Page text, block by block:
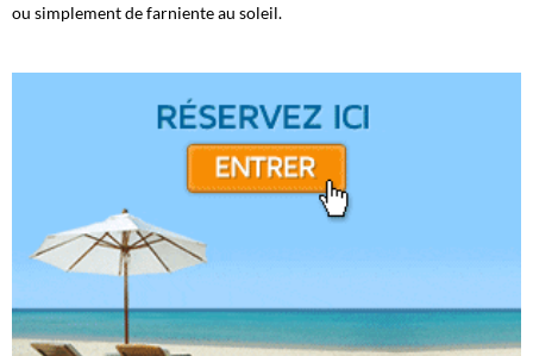
ou simplement de farniente au soleil.